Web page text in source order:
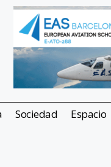
Sociedad Espacio